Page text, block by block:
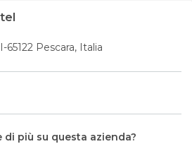
65122 Pescara, Italia
di più su questa azienda?